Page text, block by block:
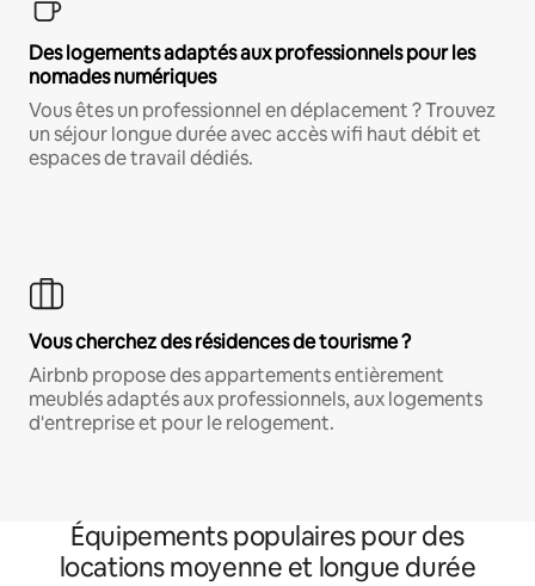
Des logements adaptés aux professionnels pour les
nomades numériques
Vous êtes un professionnel en déplacement ? Trouvez
un séjour longue durée avec accès wifi haut débit et
espaces de travail dédiés.
Vous cherchez des résidences de tourisme ?
Airbnb propose des appartements entièrement
meublés adaptés aux professionnels, aux logements
d'entreprise et pour le relogement.
Équipements populaires pour des
locations moyenne et longue durée